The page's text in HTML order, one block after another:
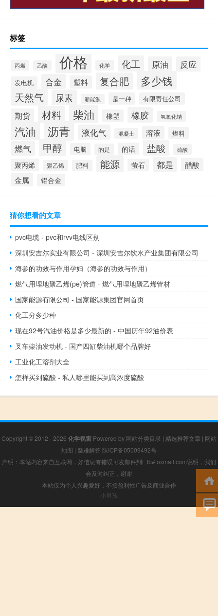
标签
丙烯 乙酸 价格 化学 化工 原油 反应
发电机 合金 塑料 复合肥 多少钱
天然气 尿素 新能源 是一种 有限责任公司
期货 材料 柴油 橡塑 橡胶 氢氧化钠
汽油 沥青 液化气 混凝土 溶液 燃料
燃气 甲醇 电脑 的是 的话 盐酸 硫酸
聚丙烯 聚乙烯 肥料 能源 萤石 都是 醋酸
金属 铝合金
猜你想看的文章
pvc电缆 - pvc和rvv电线区别
深圳安吉尔实业有限公司 - 深圳安吉尔饮水产业集团有限公司
海参的功效与作用孕妇（海参的功效与作用）
燃气用埋地聚乙烯(pe)管道 - 燃气用埋地聚乙烯管材
国家能源有限公司 - 国家能源集团官网首页
化工分多少种
现在92号汽油价格是多少最新的 - 中国历年92油价表
叉车柴油发动机 - 国产四缸柴油机哪个品牌好
工业化工溶剂大全
怎样买到硫酸 - 私人哪里能买到高浓度硫酸
Copyright © 2012 - 2026 化学视窗 Powered by 网站分类目录 | 精选推荐文章 | 网站
地图 | 疑难解答 陕ICP备05009492号
声明：本站内容来自互联网，如信息有错误可发邮件到f_fb#foxmail.com说明，我们
会及时纠正，谢谢
本站仅为个人兴趣爱好，不接盈利性广告及商业合作
小男孩